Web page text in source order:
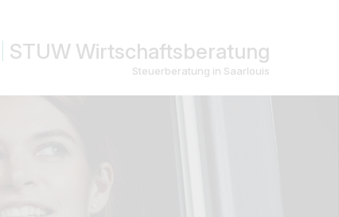
STUW Wirtschaftsberatung
Steuerberatung in Saarlouis